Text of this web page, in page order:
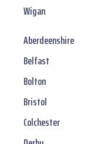
Wigan
Aberdeenshire
Belfast
Bolton
Bristol
Colchester